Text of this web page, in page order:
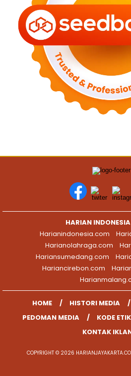
HARIAN
Harianindonesia.com
Harianolahraga.com
Hariansumedang.com
Hariancirebon.com
HOME HISTORI MEDIA
PEDOMAN MEDIA
KODE ETIK
KONTAK
COPYRIGHT © 2026